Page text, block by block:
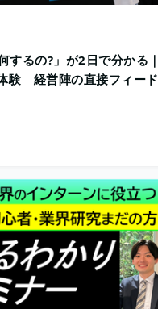
するの?」が2日で分かる｜
験 経営陣の直接フィード